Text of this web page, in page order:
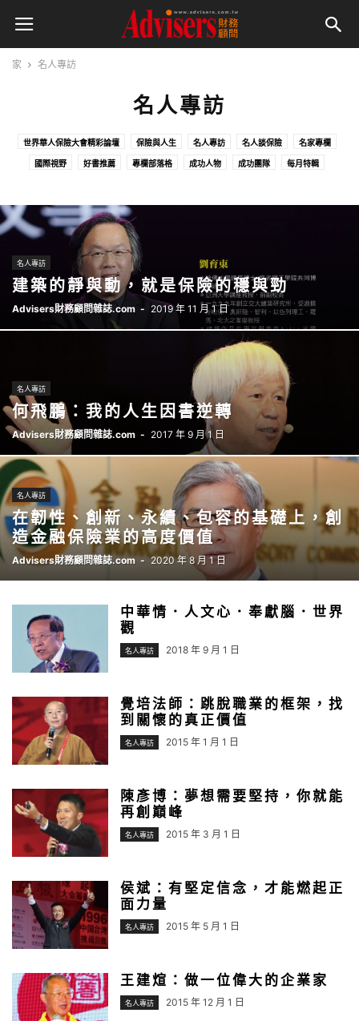
家 名人專訪
名人專訪
世界華人保險大會精彩論壇 保險與人生 名人專訪 名人談保險 名家專欄
國際視野 好書推薦 專欄部落格 成功人物 成功團隊 每月特輯
管理講堂 行銷講堂
名人專訪
建築的靜與動，就是保險的穩與勁
Advisers財務顧問雜誌.com - 2019 年 11 月 1 日
名人專訪
何飛鵬：我的人生因書逆轉
Advisers財務顧問雜誌.com - 2017 年 9 月 1 日
名人專訪
在韌性、創新、永續、包容的基礎上，創
造金融保險業的高度價值
Advisers財務顧問雜誌.com - 2020 年 8 月 1 日
中華情．人文心．奉獻腦．世界
觀
名人專訪 2018 年 9 月 1 日
覺培法師：跳脫職業的框架，找
到關懷的真正價值
名人專訪 2015 年 1 月 1 日
陳彥博：夢想需要堅持，你就能
再創巔峰
名人專訪 2015 年 3 月 1 日
侯斌：有堅定信念，才能燃起正
面力量
名人專訪 2015 年 5 月 1 日
王建煊：做一位偉大的企業家
名人專訪 2015 年 12 月 1 日